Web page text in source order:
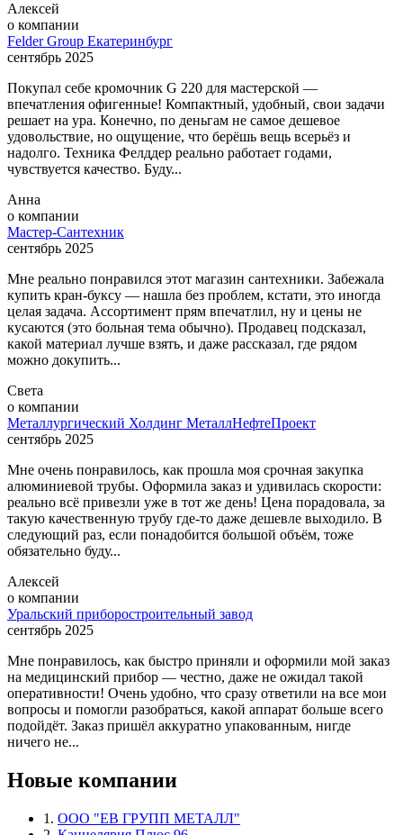
Алексей
о компании
Felder Group Екатеринбург
сентябрь 2025
Покупал себе кромочник G 220 для мастерской —
впечатления офигенные! Компактный, удобный, свои задачи
решает на ура. Конечно, по деньгам не самое дешевое
удовольствие, но ощущение, что берёшь вещь всерьёз и
надолго. Техника Фелддер реально работает годами,
чувствуется качество. Буду...
Анна
о компании
Мастер-Сантехник
сентябрь 2025
Мне реально понравился этот магазин сантехники. Забежала
купить кран-буксу — нашла без проблем, кстати, это иногда
целая задача. Ассортимент прям впечатлил, ну и цены не
кусаются (это больная тема обычно). Продавец подсказал,
какой материал лучше взять, и даже рассказал, где рядом
можно докупить...
Света
о компании
Металлургический Холдинг МеталлНефтеПроект
сентябрь 2025
Мне очень понравилось, как прошла моя срочная закупка
алюминиевой трубы. Оформила заказ и удивилась скорости:
реально всё привезли уже в тот же день! Цена порадовала, за
такую качественную трубу где-то даже дешевле выходило. В
следующий раз, если понадобится большой объём, тоже
обязательно буду...
Алексей
о компании
Уральский приборостроительный завод
сентябрь 2025
Мне понравилось, как быстро приняли и оформили мой заказ
на медицинский прибор — честно, даже не ожидал такой
оперативности! Очень удобно, что сразу ответили на все мои
вопросы и помогли разобраться, какой аппарат больше всего
подойдёт. Заказ пришёл аккуратно упакованным, нигде
ничего не...
Новые компании
1. ООО "ЕВ ГРУПП МЕТАЛЛ"